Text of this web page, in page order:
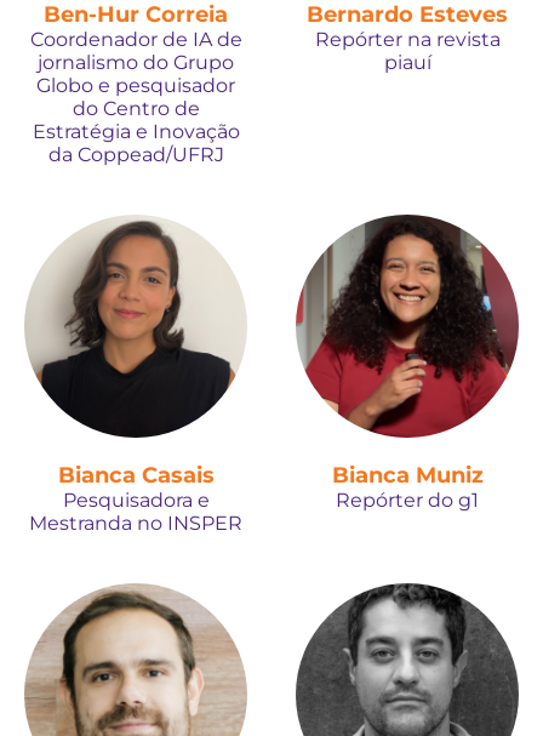
Ben-Hur Correia
Coordenador de IA de
jornalismo do Grupo
Globo e pesquisador
do Centro de
Estratégia e Inovação
da Coppead/UFRJ
Bernardo Esteves
Repórter na revista
piauí
Bianca Casais
Pesquisadora e
Mestranda no INSPER
Bianca Muniz
Repórter do g1